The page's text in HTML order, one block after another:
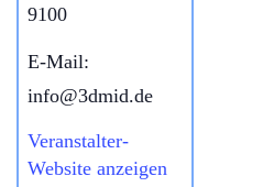
9100
E-Mail:
info@3dmid.de
Veranstalter-
Website anzeigen